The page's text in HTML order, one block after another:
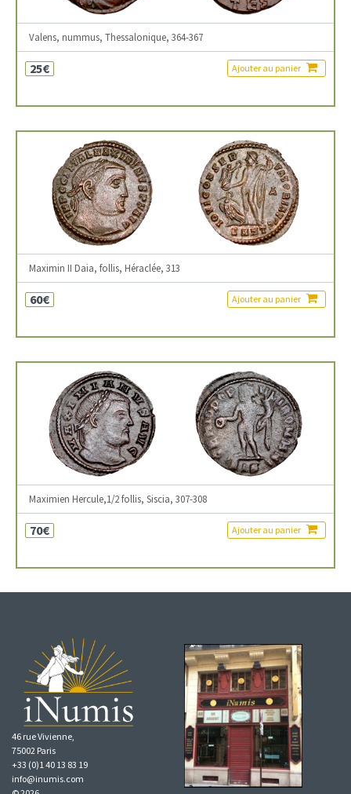
Valens, nummus, Thessalonique, 364-367
25€ Ajouter au panier
Maximin II Daia, follis, Héraclée, 313
60€ Ajouter au panier
Maximien Hercule,1/2 follis, Siscia, 307-308
70€ Ajouter au panier
46 rue Vivienne,
75002 Paris
+33 (0)1 40 13 83 19
info@inumis.com